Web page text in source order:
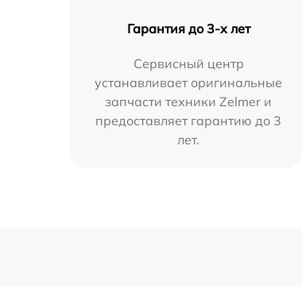
Гарантия до 3-х лет
Сервисный центр
устанавливает оригинальные
запчасти техники Zelmer и
предоставляет гарантию до 3
лет.